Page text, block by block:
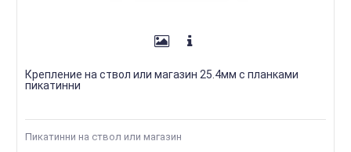
Крепление на ствол или магазин 25.4мм с планками
пикатинни
Пикатинни на ствол или магазин